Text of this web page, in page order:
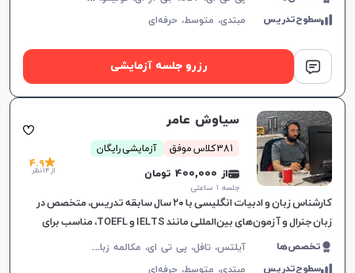
سطوح‌تدریس مبتدی، متوسط،حرفه‌ای
رزرو جلسه آزمایشی
سیاوش عامر
381 کلاس موفق آزمایشی رایگان
از 400,000 تومان
جلسه ۱ ساعتی
4.9
از 14 نظر
کارشناس زبان و ادبیات انگلیسی با ۲۰ سال سابقه تدریس، متخصص در
زبان جنرال و آزمون‌های بین‌المللی مانند IELTS و TOEFL، مناسب برای
تمامی سطوح و اهداف آموزشی.
تخصص‌ها آ
یلتس، تافل، پی تی ای، مکالمه زبان انگلیسی، گرامر زبان انگلیسی، زبان انگلیسی تجاری، زبان انگلیسی آمریکایی، زبان انگلیسی کنکور ارشد، زبان انگلیسی کنکور دکتری، زبان انگلیسی نهم دبیرستان، زبان انگلیسی دهم دبیرستان، زبان انگلیسی یازدهم دبیرستان، زبان انگلیسی دوازدهم دبیرستان، دولینگو، OET
سطوح‌تدریس مبتدی، متوسط،حرفه‌ای